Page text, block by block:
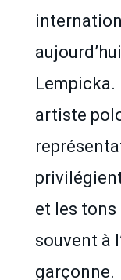
artiste
et les
souvent à
garçonne.